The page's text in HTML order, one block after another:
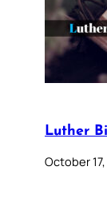
Luther
October